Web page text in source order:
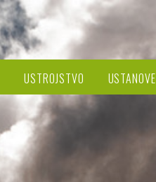
USTROJSTVO USTANOVE